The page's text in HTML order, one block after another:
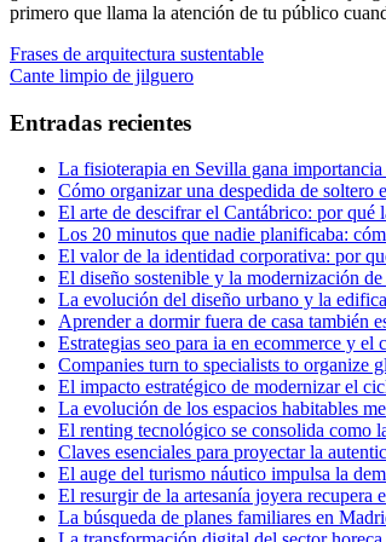
primero que llama la atención de tu público
Navegación
de
entradas
Entrada
anterior:
Frases de arquitectura sustentable
Entrada
Cante limpio de jilguero
Entradas recientes
La fisioterapia en Sevilla gana
Cómo organizar una despedida de
El arte de descifrar el Cantábrico: por qué
Los 20 minutos que nadie planificaba:
El valor de la identidad corporativa: por
El diseño sostenible y la modernización
La evolución del diseño urbano y la
Aprender a dormir fuera de casa también
Estrategias seo para ia en ecommerce y
Companies turn to specialists to organize
El impacto estratégico de modernizar el
La evolución de los espacios habitables
El renting tecnológico se consolida como
Claves esenciales para proyectar la
El auge del turismo náutico impulsa la
El resurgir de la artesanía joyera
La búsqueda de planes familiares en